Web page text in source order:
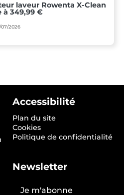
laveur Rowenta X-Clean
à 349,99 €
2026
Accessibilité
Plan du site
Cookies
Politique de confidentialité
Newsletter
Je m'abonne